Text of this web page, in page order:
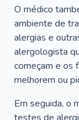
O médico
ambiente de
alergias e
alergologista
começam e os
melhorem ou
Em seguida, o